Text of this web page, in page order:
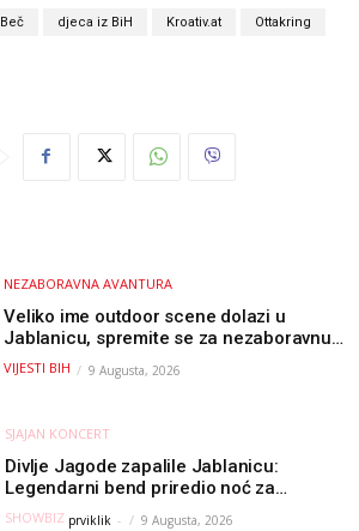
Beč djeca iz BiH Kroativ.at Ottakring
NEZABORAVNA AVANTURA
Veliko ime outdoor scene dolazi u
Jablanicu, spremite se za nezaboravnu
avanturu (VIDEO) !
VIJESTI BIH 9 Augusta, 2026
SJAJAN KONCERT
Divlje Jagode zapalile Jablanicu:
Legendarni bend priredio noć za
pamćenje
SHOWBIZ prviklik - 9 Augusta, 2026